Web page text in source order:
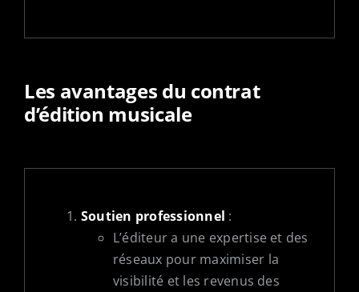
Les avantages du contrat
d’édition musicale
Soutien professionnel :
L’éditeur a une expertise et des
réseaux pour maximiser la
visibilité et les revenus des